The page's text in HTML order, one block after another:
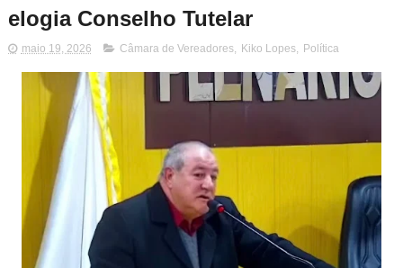
elogia Conselho Tutelar
maio 19, 2026 Câmara de Vereadores, Kiko Lopes, Política